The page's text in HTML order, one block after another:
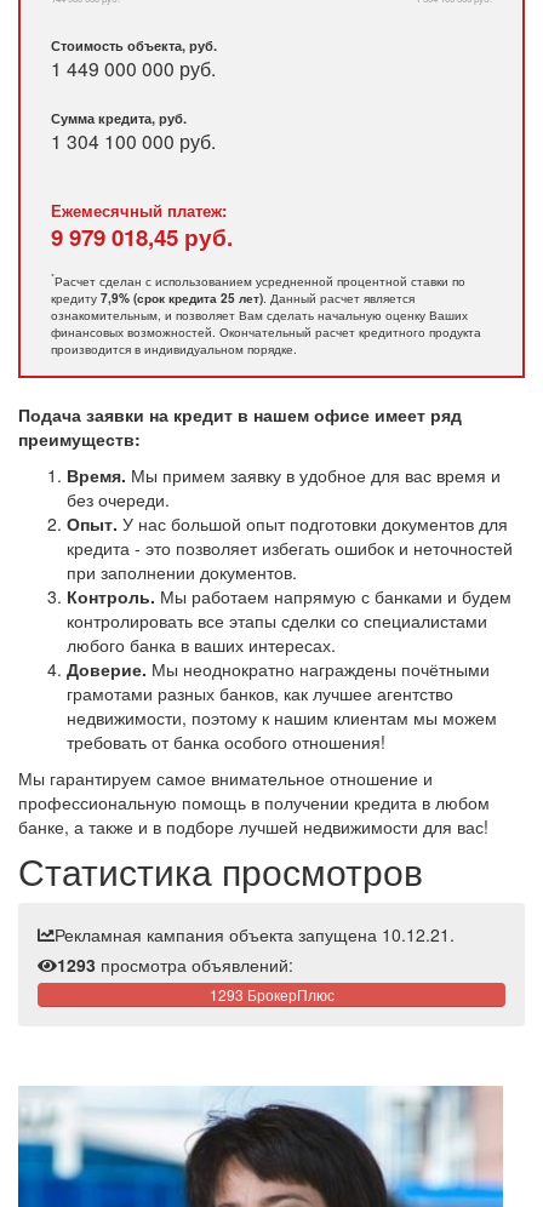
Стоимость объекта, руб.
1 449 000 000 руб.
Сумма кредита, руб.
1 304 100 000 руб.
Ежемесячный платеж:
9 979 018,45 руб.
*Расчет сделан с использованием усредненной процентной ставки по
кредиту 7,9% (срок кредита 25 лет). Данный расчет является
ознакомительным, и позволяет Вам сделать начальную оценку Ваших
финансовых возможностей. Окончательный расчет кредитного продукта
производится в индивидуальном порядке.
Подача заявки на кредит в нашем офисе имеет ряд
преимуществ:
Время. Мы примем заявку в удобное для вас время и
без очереди.
Опыт. У нас большой опыт подготовки документов для
кредита - это позволяет избегать ошибок и неточностей
при заполнении документов.
Контроль. Мы работаем напрямую с банками и будем
контролировать все этапы сделки со специалистами
любого банка в ваших интересах.
Доверие. Мы неоднократно награждены почётными
грамотами разных банков, как лучшее агентство
недвижимости, поэтому к нашим клиентам мы можем
требовать от банка особого отношения!
Мы гарантируем самое внимательное отношение и
профессиональную помощь в получении кредита в любом
банке, а также и в подборе лучшей недвижимости для вас!
Статистика просмотров
Рекламная кампания объекта запущена 10.12.21.
1293 просмотра объявлений:
1293 БрокерПлюс